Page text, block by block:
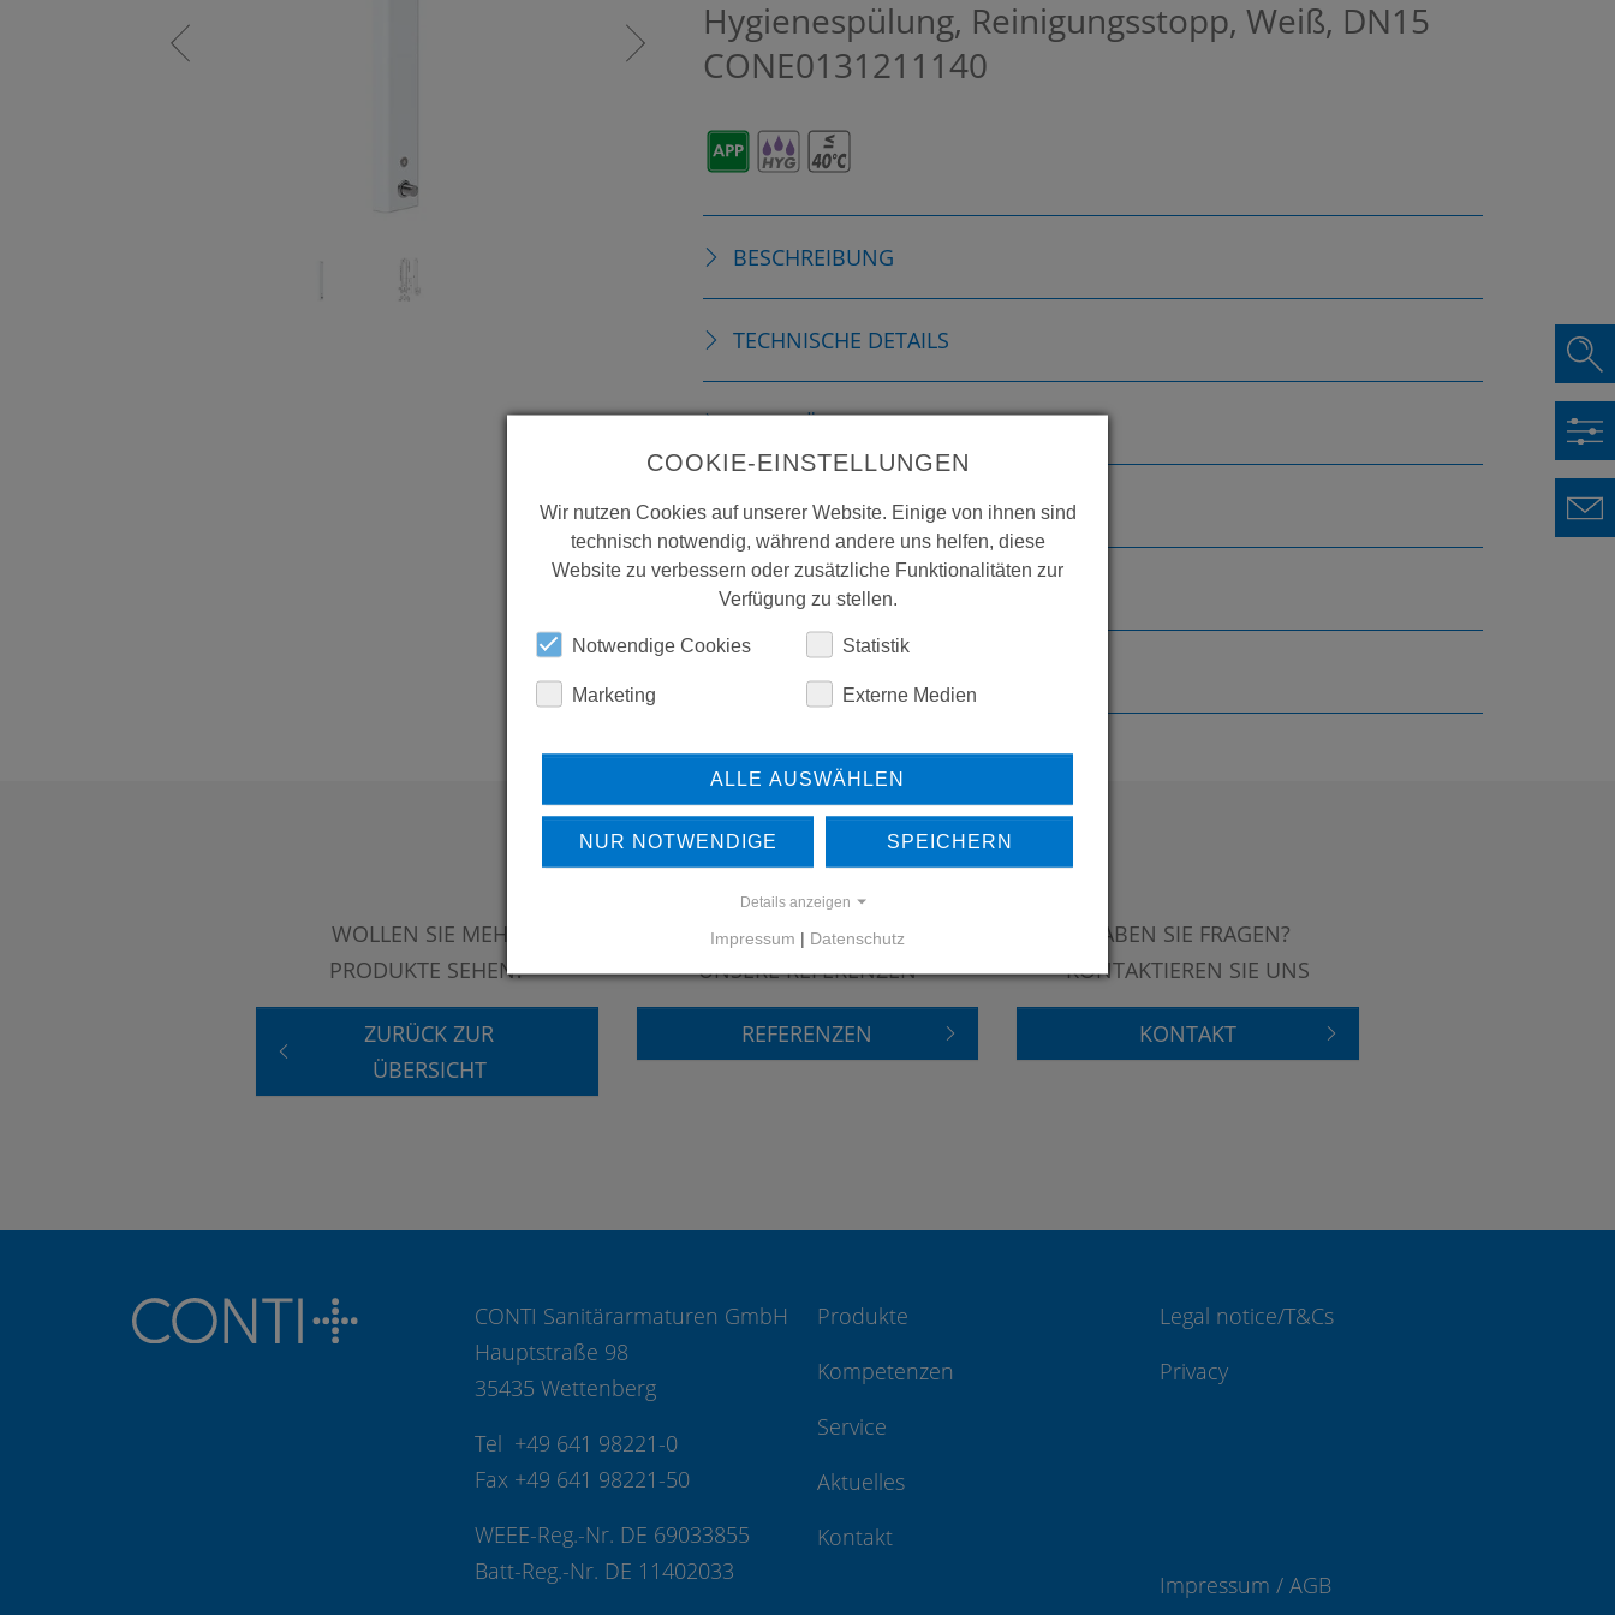
Hygienespülung, Reinigungsstopp, Weiß, DN15
CONE0131211140
BESCHREIBUNG
TECHNISCHE DETAILS
ZUBEHÖR
VERBRAUCHSMATERIALIEN
ERSATZTEILE
WOLLEN SIE MEHR
PRODUKTE SEHEN?
ZURÜCK ZUR
ÜBERSICHT
ERFAHREN SIE MEHR ÜBER
UNSERE REFERENZEN
REFERENZEN
HABEN SIE FRAGEN?
KONTAKTIEREN SIE UNS
KONTAKT
CONTI Sanitärarmaturen GmbH
Hauptstraße 98
35435 Wettenberg
Tel +49 641 98221-0
Fax +49 641 98221-50
WEEE-Reg.-Nr. DE 69033855
Batt-Reg.-Nr. DE 11402033
Produkte
Kompetenzen
Service
Aktuelles
Kontakt
Legal notice/T&Cs
Privacy
Impressum / AGB
COOKIE-EINSTELLUNGEN
Wir nutzen Cookies auf unserer Website. Einige von ihnen sind
technisch notwendig, während andere uns helfen, diese
Website zu verbessern oder zusätzliche Funktionalitäten zur
Verfügung zu stellen.
Notwendige Cookies Statistik
Marketing Externe Medien
ALLE AUSWÄHLEN
NUR NOTWENDIGE SPEICHERN
Details anzeigen
Impressum | Datenschutz